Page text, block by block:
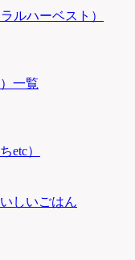
ルハーベスト）
一覧
etc）
しいごはん